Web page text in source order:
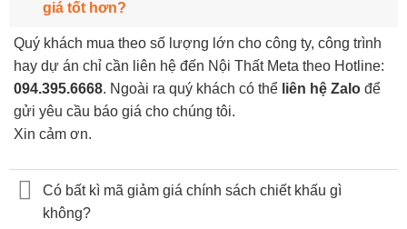
giá tốt hơn?
Quý khách mua theo số lượng lớn cho công ty, công trình
hay dự án chỉ cần liên hệ đến Nội Thất Meta theo Hotline:
094.395.6668. Ngoài ra quý khách có thể liên hệ Zalo để
gửi yêu cầu báo giá cho chúng tôi.
Xin cảm ơn.
Có bất kì mã giảm giá chính sách chiết khấu gì
không?